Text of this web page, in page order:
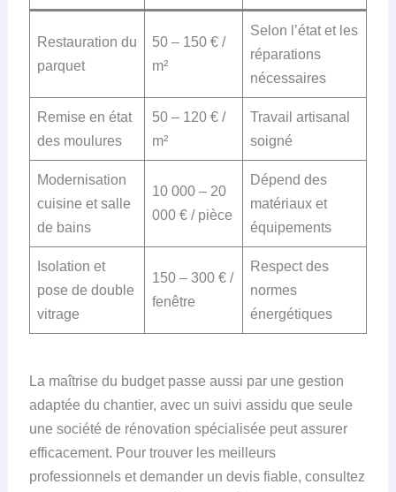
Restauration du
parquet
50 – 150 € /
m²
Selon l’état et les
réparations
nécessaires
Remise en état
des moulures
50 – 120 € /
m²
Travail artisanal
soigné
Modernisation
cuisine et salle
de bains
10 000 – 20
000 € / pièce
Dépend des
matériaux et
équipements
Isolation et
pose de double
vitrage
150 – 300 € /
fenêtre
Respect des
normes
énergétiques
La maîtrise du budget passe aussi par une gestion
adaptée du chantier, avec un suivi assidu que seule
une société de rénovation spécialisée peut assurer
efficacement. Pour trouver les meilleurs
professionnels et demander un devis fiable, consultez